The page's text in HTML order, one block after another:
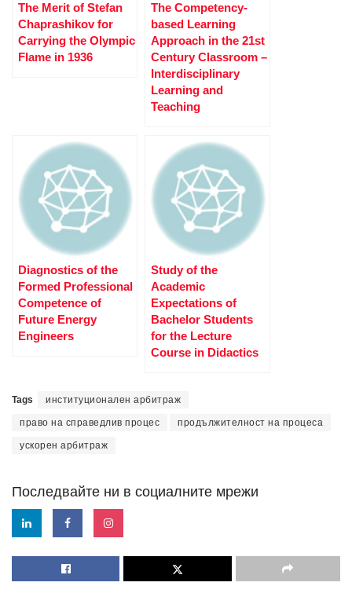
The Merit of Stefan
Chaprashikov for
Carrying the Olympic
Flame in 1936
The Competency-
based Learning
Approach in the 21st
Century Classroom –
Interdisciplinary
Learning and
Teaching
Diagnostics of the
Formed Professional
Competence of
Future Energy
Engineers
Study of the
Academic
Expectations of
Bachelor Students
for the Lecture
Course in Didactics
Tags институционален арбитраж
право на справедлив процес продължителност на процеса
ускорен арбитраж
Последвайте ни в социалните мрежи